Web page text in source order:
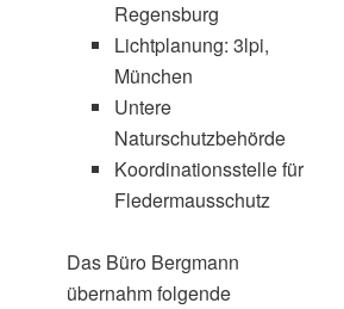
Regensburg
Lichtplanung: 3lpi,
München
Untere
Naturschutzbehörde
Koordinationsstelle für
Fledermausschutz
Das Büro Bergmann
übernahm folgende